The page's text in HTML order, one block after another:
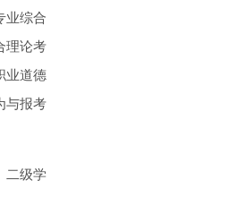
业综合
理论考
业道德
与报考
二级学